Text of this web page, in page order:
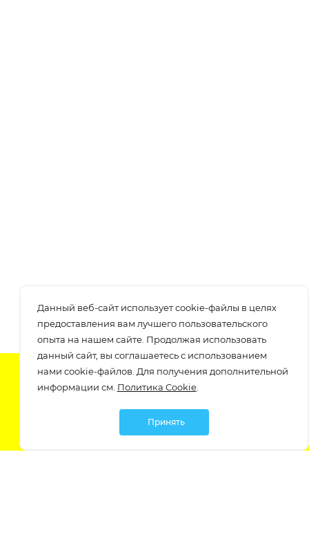
Подпишитесь на нашу рассылку
узнавайте о скидках и акциях самые первые!
Данный веб-сайт использует cookie-файлы в целях
предоставления вам лучшего пользовательского
опыта на нашем сайте. Продолжая использовать
данный сайт, вы соглашаетесь с использованием
нами cookie-файлов. Для получения дополнительной
информации см. Политика Cookie.
Принять